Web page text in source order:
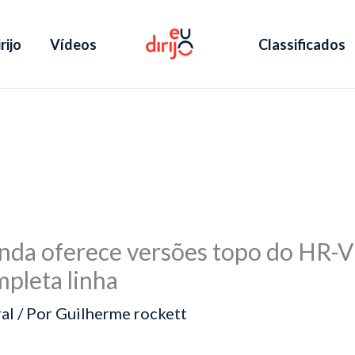
Vídeos Classificados
oferece versões topo do HR-
linha
/ Por Guilherme rockett